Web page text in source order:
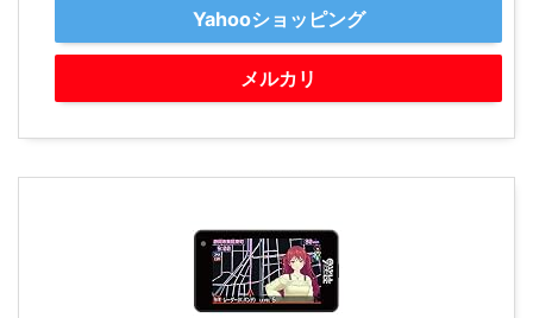
Yahooショッピング
メルカリ